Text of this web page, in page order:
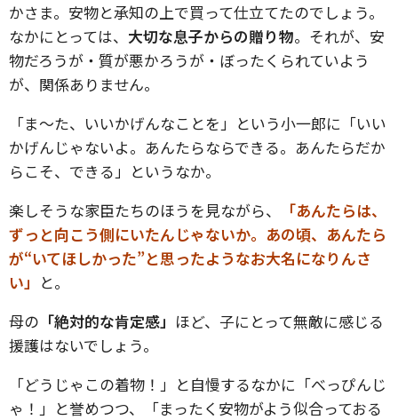
かさま。安物と承知の上で買って仕立てたのでしょう。
なかにとっては、 大切な息子からの贈り物。それが、安
物だろうが・質が悪かろうが・ぼったくられていよう
が、関係ありません。
「ま〜た、いいかげんなことを」という小一郎に「いい
かげんじゃないよ。あんたらならできる。あんたらだか
らこそ、できる」というなか。
楽しそうな家臣たちのほうを見ながら、
「あんたらは、
ずっと向こう側にいたんじゃないか。あの頃、あんたら
が“いてほしかった”と思ったようなお大名になりんさ
い」 と。
母の 「絶対的な肯定感」 ほど、子にとって無敵に感じる
援護はないでしょう。
「どうじゃこの着物！」と自慢するなかに「べっぴんじ
ゃ！」と誉めつつ、「まったく安物がよう似合っておる